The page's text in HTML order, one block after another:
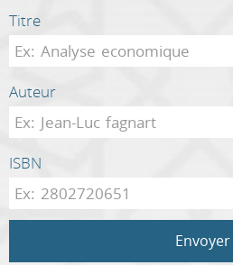
Titre
Auteur
ISBN
Envoyer